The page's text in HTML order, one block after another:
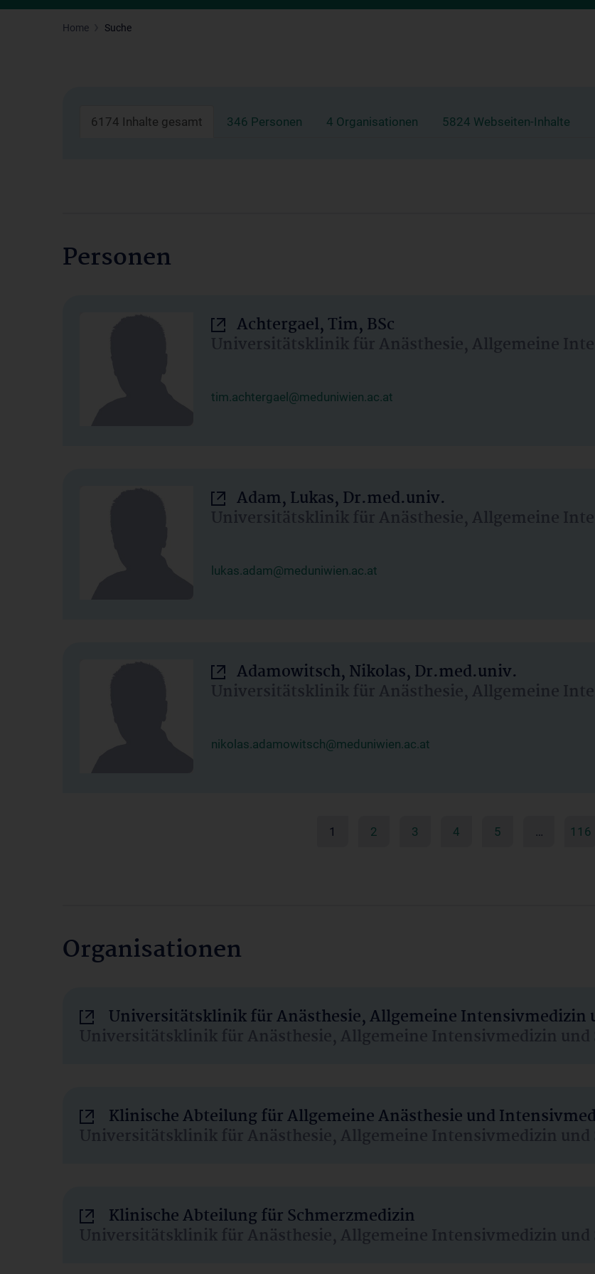
Home Suche
6174 Inhalte gesamt 346 Personen 4 Organisationen 5824 Webseiten-Inhalte
Personen
Achtergael, Tim, BSc
Universitätsklinik für Anästhesie, Allgemeine
tim.achtergael@meduniwien.ac.at
Adam, Lukas, Dr.med.univ.
Universitätsklinik für Anästhesie, Allgemeine
lukas.adam@meduniwien.ac.at
Adamowitsch, Nikolas, Dr.med.univ.
Universitätsklinik für Anästhesie, Allgemeine
nikolas.adamowitsch@meduniwien.ac.at
1 2 3 4 5 … 116
Organisationen
Universitätsklinik für Anästhesie, Allgemeine Intensivmedizin
Universitätsklinik für Anästhesie, Allgemeine Intensivmedizin und
Klinische Abteilung für Allgemeine Anästhesie und
Universitätsklinik für Anästhesie, Allgemeine Intensivmedizin und
Klinische Abteilung für Schmerzmedizin
Universitätsklinik für Anästhesie, Allgemeine Intensivmedizin und